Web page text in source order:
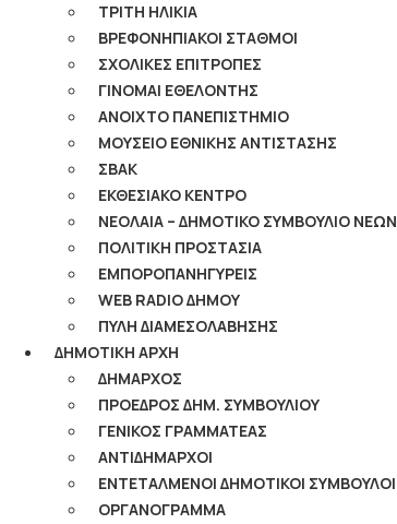
ΤΡΙΤΗ ΗΛΙΚΙΑ
ΒΡΕΦΟΝΗΠΙΑΚΟΙ ΣΤΑΘΜΟΙ
ΣΧΟΛΙΚΕΣ ΕΠΙΤΡΟΠΕΣ
ΓΙΝΟΜΑΙ ΕΘΕΛΟΝΤΗΣ
ΑΝΟΙΧΤΟ ΠΑΝΕΠΙΣΤΗΜΙΟ
ΜΟΥΣΕΙΟ ΕΘΝΙΚΗΣ ΑΝΤΙΣΤΑΣΗΣ
ΣΒΑΚ
ΕΚΘΕΣΙΑΚΟ ΚΕΝΤΡΟ
ΝΕΟΛΑΙA – ΔΗΜΟΤΙΚΟ ΣΥΜΒΟΥΛΙΟ ΝΕΩΝ
ΠΟΛΙΤΙΚΗ ΠΡΟΣΤΑΣΙΑ
ΕΜΠΟΡΟΠΑΝΗΓΥΡΕΙΣ
WEB RADIO ΔΗΜΟΥ
ΠΥΛΗ ΔΙΑΜΕΣΟΛΑΒΗΣΗΣ
ΔΗΜΟΤΙΚΗ ΑΡΧΗ
ΔΗΜΑΡΧΟΣ
ΠΡΟΕΔΡΟΣ ΔΗΜ. ΣΥΜΒΟΥΛΙΟΥ
ΓΕΝΙΚΟΣ ΓΡΑΜΜΑΤΕΑΣ
ΑΝΤΙΔΗΜΑΡΧΟΙ
ΕΝΤΕΤΑΛΜΕΝΟΙ ΔΗΜΟΤΙΚΟΙ ΣΥΜΒΟΥΛΟΙ
ΟΡΓΑΝΟΓΡΑΜΜΑ